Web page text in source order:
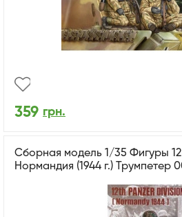
359 грн.
Сборная модель 1/35 Фигуры
Нормандия (1944 г.) Трумпетер